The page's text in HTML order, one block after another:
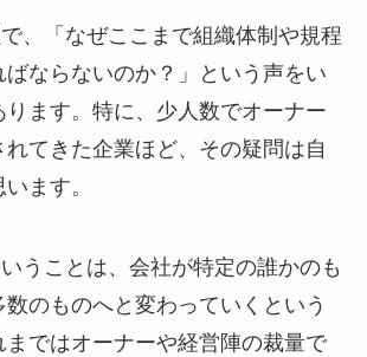
、「なぜここまで組織体制や規程
ばならないのか？」という声をい
ります。特に、少人数でオーナー
てきた企業ほど、その疑問は自
ます。
うことは、会社が特定の誰かのも
のものへと変わっていくという
まではオーナーや経営陣の裁量で